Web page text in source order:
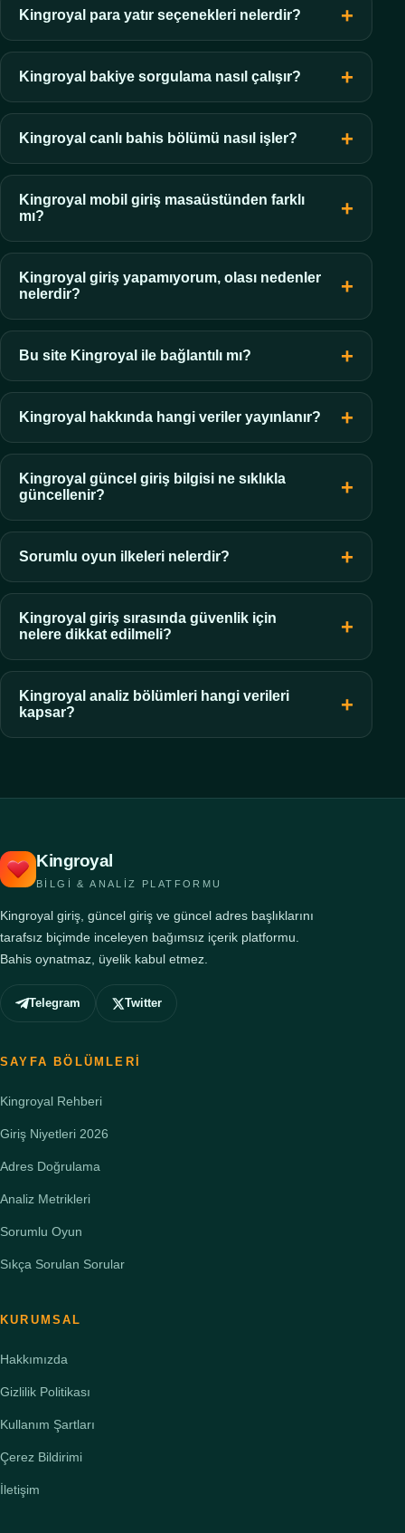
Kingroyal para yatır seçenekleri nelerdir?
Kingroyal bakiye sorgulama nasıl çalışır?
Kingroyal canlı bahis bölümü nasıl işler?
Kingroyal mobil giriş masaüstünden farklı
mı?
Kingroyal giriş yapamıyorum, olası nedenler
nelerdir?
Bu site Kingroyal ile bağlantılı mı?
Kingroyal hakkında hangi veriler yayınlanır?
Kingroyal güncel giriş bilgisi ne sıklıkla
güncellenir?
Sorumlu oyun ilkeleri nelerdir?
Kingroyal giriş sırasında güvenlik için
nelere dikkat edilmeli?
Kingroyal analiz bölümleri hangi verileri
kapsar?
Kingroyal
BILGI & ANALIZ PLATFORMU
Kingroyal giriş, güncel giriş ve güncel adres başlıklarını
tarafsız biçimde inceleyen bağımsız içerik platformu.
Bahis oynatmaz, üyelik kabul etmez.
Telegram Twitter
SAYFA BÖLÜMLERI
Kingroyal Rehberi
Giriş Niyetleri 2026
Adres Doğrulama
Analiz Metrikleri
Sorumlu Oyun
Sıkça Sorulan Sorular
KURUMSAL
Hakkımızda
Gizlilik Politikası
Kullanım Şartları
Çerez Bildirimi
İletişim